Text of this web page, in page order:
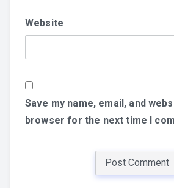
Website
Save my name, email, and
browser for the next time I